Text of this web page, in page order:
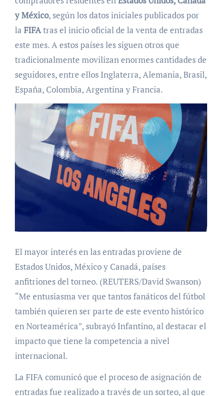
y México, según los datos iniciales publicados por
la FIFAtras el inicio oficial de la venta de entradas
este mes. A estos países les siguen otros que
tradicionalmente movilizan enormes cantidades de
seguidores, entre ellos Inglaterra, Alemania, Brasil,
España, Colombia, Argentina y Francia.
El mayor interés en las entradas proviene de
Estados Unidos, México y Canadá, países
anfitriones del torneo. (REUTERS/David Swanson)
“Me entusiasma ver que tantos fanáticos del fútbol
también quieren ser parte de este evento histórico
en Norteamérica”, subrayó Infantino, al destacar el
impacto que tiene la competencia a nivel
internacional.
La FIFA comunicó que el proceso de asignación de
entradas fue realizado a través de un sorteo, al que